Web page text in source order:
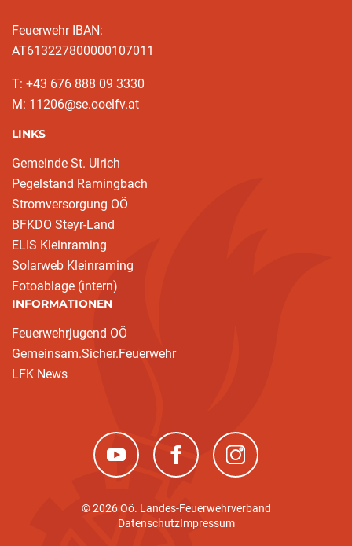
Feuerwehr IBAN:
AT613227800000107011
T: +43 676 888 09 3330
M: 11206@se.ooelfv.at
LINKS
Gemeinde St. Ulrich
Pegelstand Ramingbach
Stromversorgung OÖ
BFKDO Steyr-Land
ELIS Kleinraming
Solarweb Kleinraming
Fotoablage (intern)
INFORMATIONEN
Feuerwehrjugend OÖ
Gemeinsam.Sicher.Feuerwehr
LFK News
(neues Fenster)(neues Fenster)(neues Fenster)
© 2026 Oö. Landes-Feuerwehrverband
DatenschutzImpressum